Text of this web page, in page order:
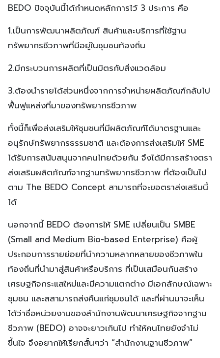
BEDO ปัจจุบันนี้ได้กำหนดหลักการไว้ 3 ประการ คือ
1.เป็นการพัฒนาผลิตภัณฑ์ สินค้าและบริการที่ใช้ฐาน
ทรัพยากรชีวภาพที่มีอยู่ในชุมชนท้องถิ่น
2.มีกระบวนการผลิตที่เป็นมิตรกับสิ่งแวดล้อม
3.ต้องนำรายได้ส่วนหนึ่งจากการจำหน่ายผลิตภัณฑ์กลับไป
ฟื้นฟูแหล่งที่มาของทรัพยากรชีวภาพ
ทั้งนี้ก็เพื่อส่งเสริมให้ชุมชนที่มีผลิตภัณฑ์ได้มาตรฐานและ
อนุรักษ์ทรัพยากรธรรมชาติ และต้องการส่งเสริมให้ SME
ได้รับการสนับสนุนจากคนไทยด้วยกัน จึงได้มีการสร้างตรา
ส่งเสริมผลิตภัณฑ์จากฐานทรัพยากรชีวภาพ ที่ต้องเป็นไป
ตาม The BEDO Concept สามารถที่จะขอตราส่งเสริมนี้
ได้
นอกจากนี้ BEDO ต้องการให้ SME เปลี่ยนเป็น SMBE
(Small and Medium Bio-based Enterprise) คือผู้
ประกอบการรายย่อยที่นำความหลากหลายของชีวภาพใน
ท้องถิ่นที่นำมาสู่สินค้าหรือบริการ ที่เป็นเสมือนกันสร้าง
เศรษฐกิจกระแสใหม่และมีความแตกต่าง มีเอกลักษณ์เฉพาะ
ชุมชน และสสามารถส่งคืนแก่ชุมชนได้ และที่ผ่านมาจะเห็น
ได้ว่าชื่อหน่วยงานของสำนักงานพัฒนาเศรษฐกิจจากฐาน
ชีวภาพ (BEDO) อาจจะยาวเกินไป ทำให้คนไทยยังจำไม่
ขึ้นใจ จึงอยากให้เรียกสั้นๆว่า “สำนักงานฐานชีวภาพ”